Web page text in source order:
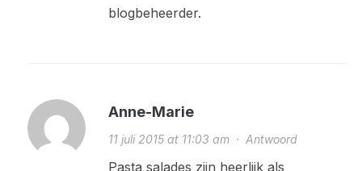
blogbeheerder.
Anne-Marie
11 juli 2015 at 11:03 am· Antwoord
Pasta salades zijn heerlijk als